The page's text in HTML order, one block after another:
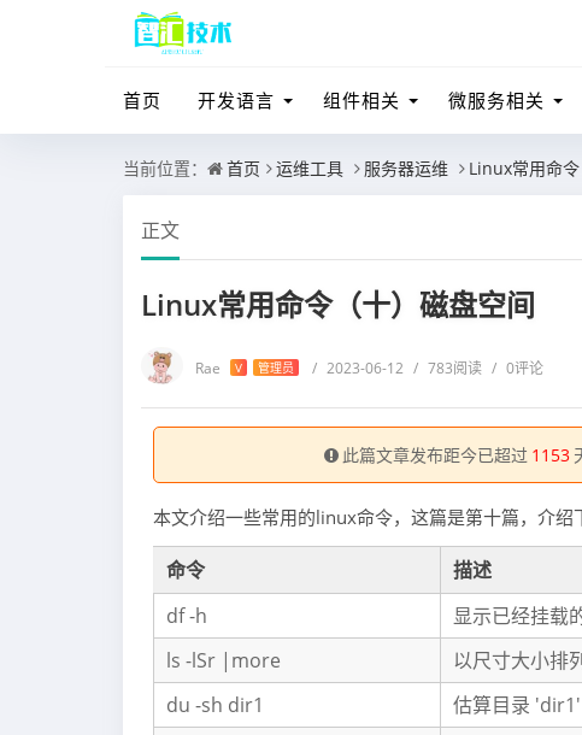
首页 开发语言 组件相关 微服务相关
当前位置： 首页 运维工具 服务器运维 Linux常用命
正文
Linux常用命令（十）磁盘空间
Rae V 管理员 / 2023-06-12 / 783阅读 / 0评论
此篇文章发布距今已超过 1153
本文介绍一些常用的linux命令，这篇是第十篇，介绍
命令
描述
df -h
显示已经挂载
ls -lSr |more
以尺寸大小排
du -sh dir1
估算目录